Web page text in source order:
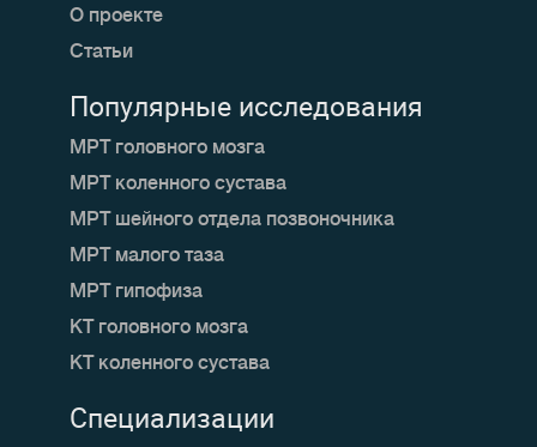
О проекте
Статьи
Специализации
Популярные исследования
МРТ головного мозга
МРТ коленного сустава
МРТ шейного отдела позвоночника
МРТ малого таза
МРТ гипофиза
КТ головного мозга
КТ коленного сустава